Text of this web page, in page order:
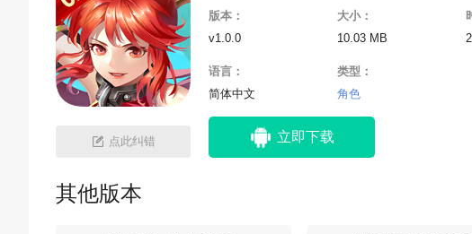
点此纠错
版本：
v1.0.0
大小：
10.03 MB
语言：
简体中文
类型：
角色
立即下载
其他版本